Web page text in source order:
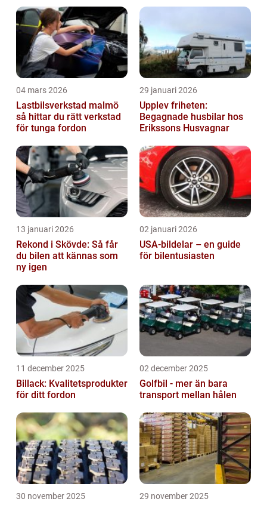
04 mars 2026
Lastbilsverkstad malmö
så hittar du rätt verkstad
för tunga fordon
29 januari 2026
Upplev friheten:
Begagnade husbilar hos
Erikssons Husvagnar
13 januari 2026
Rekond i Skövde: Så får
du bilen att kännas som
ny igen
02 januari 2026
USA-bildelar – en guide
för bilentusiasten
11 december 2025
Billack: Kvalitetsprodukter
för ditt fordon
02 december 2025
Golfbil - mer än bara
transport mellan hålen
30 november 2025 29 november 2025